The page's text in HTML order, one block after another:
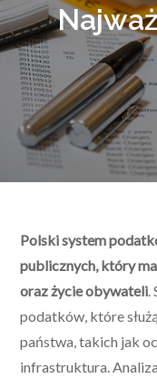
Polski system
publicznych, który
oraz życie obywateli.
podatków, które
państwa, takich jak
infrastruktura.